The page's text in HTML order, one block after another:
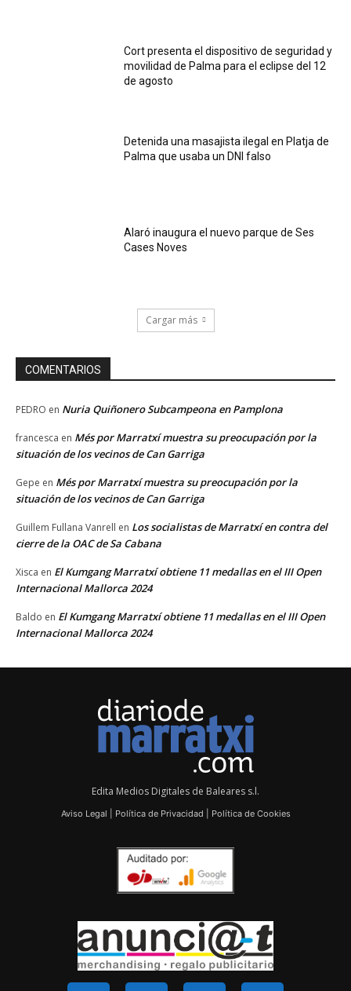
Cort presenta el dispositivo de seguridad y
movilidad de Palma para el eclipse del 12
de agosto
Detenida una masajista ilegal en Platja de
Palma que usaba un DNI falso
Alaró inaugura el nuevo parque de Ses
Cases Noves
Cargar más
COMENTARIOS
PEDRO en Nuria Quiñonero Subcampeona en Pamplona
francesca en Més por Marratxí muestra su preocupación por la
situación de los vecinos de Can Garriga
Gepe en Més por Marratxí muestra su preocupación por la
situación de los vecinos de Can Garriga
Guillem Fullana Vanrell en Los socialistas de Marratxí en contra del
cierre de la OAC de Sa Cabana
Xisca en El Kumgang Marratxí obtiene 11 medallas en el III Open
Internacional Mallorca 2024
Baldo en El Kumgang Marratxí obtiene 11 medallas en el III Open
Internacional Mallorca 2024
Edita Medios Digitales de Baleares s.l.
Aviso Legal Política de Privacidad Política de Cookies